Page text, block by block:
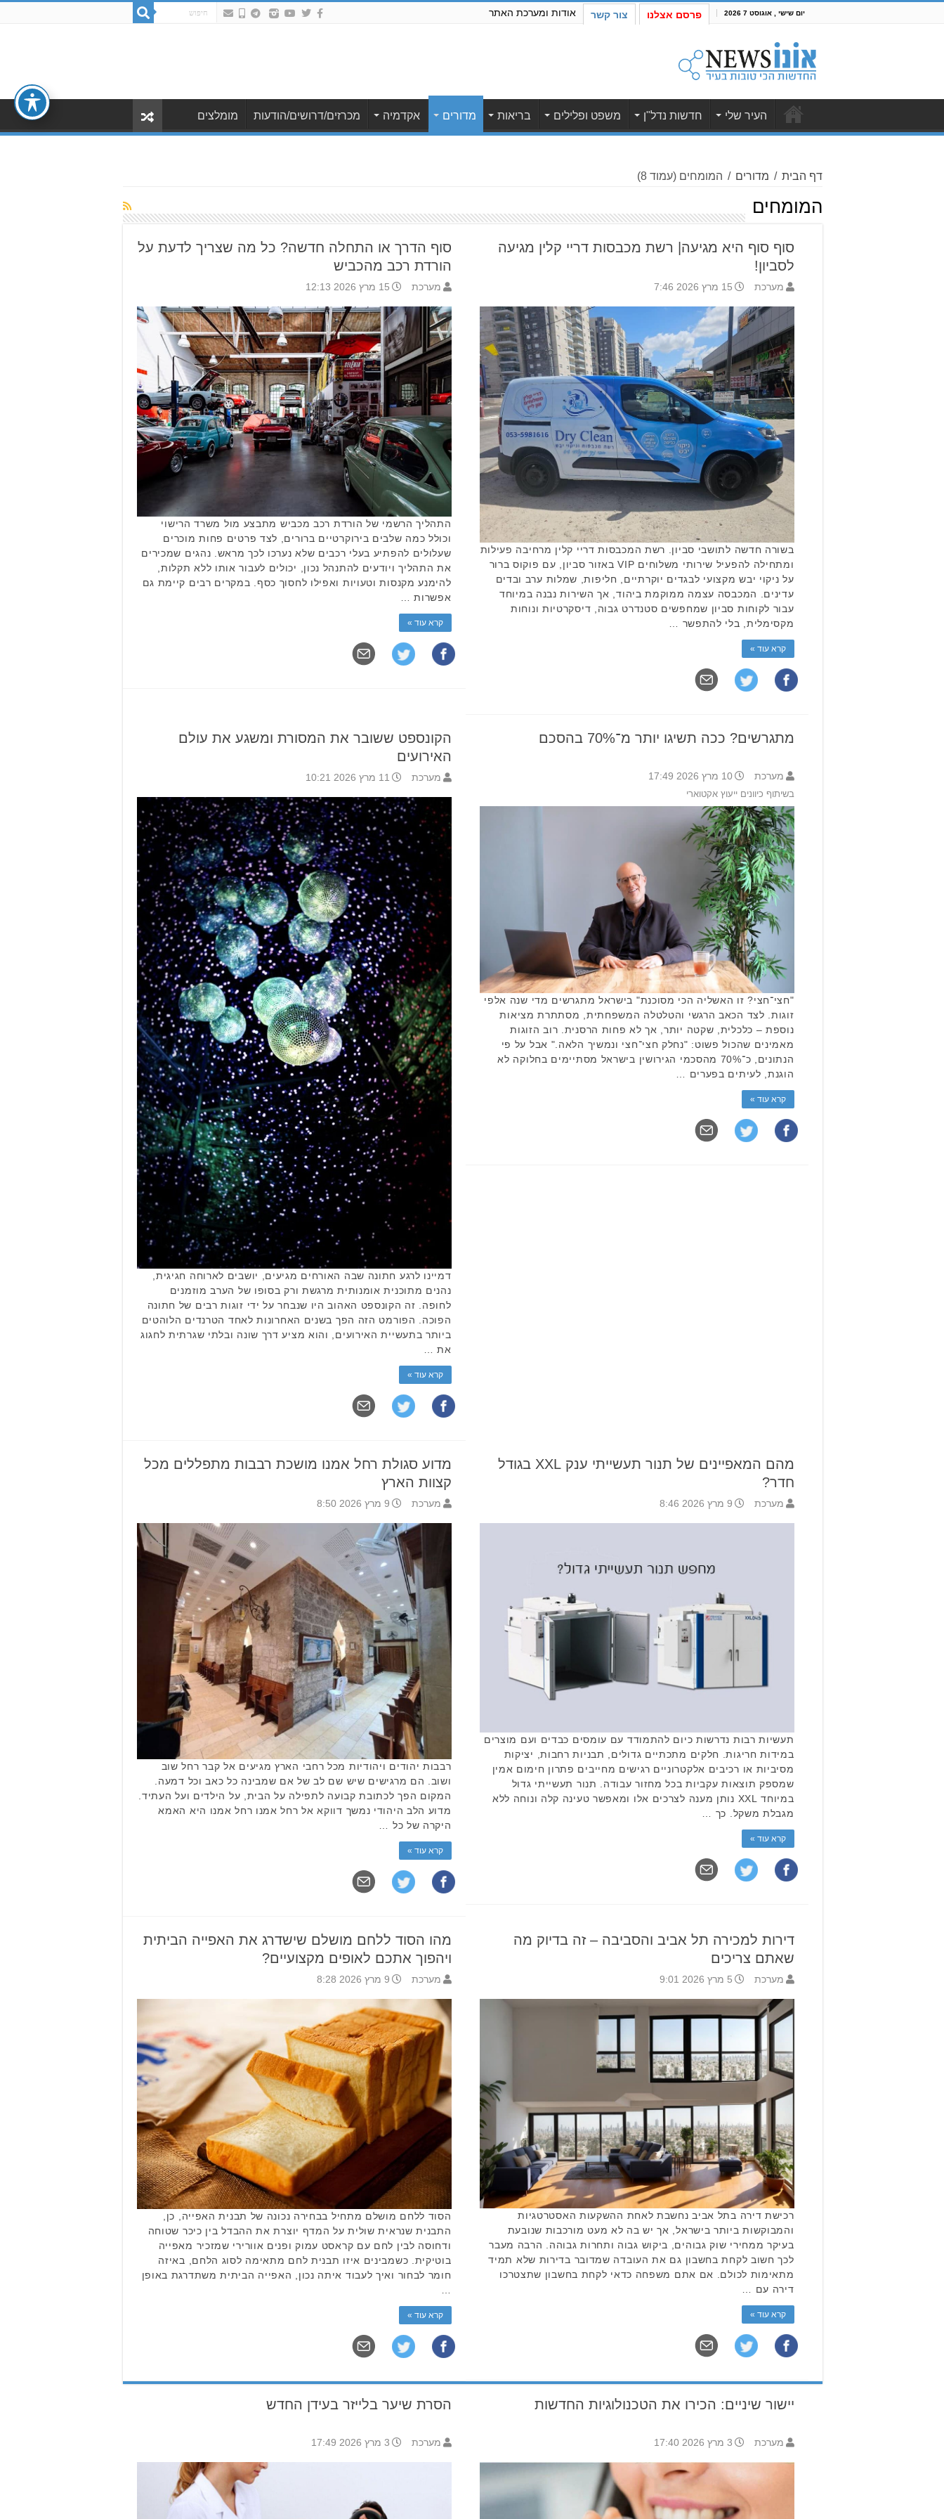
יום שישי , אוגוסט 7 2026 פרסם אצלנו צור קשר אודות ומערכת האתר
העיר שלי חדשות נדל"ן משפט ופלילים בריאות מדורים אקדמיה מכרזים/דרושים/הודעות מומלצים
דף הבית / מדורים / המומחים (עמוד 8)
המומחים
סוף הדרך או התחלה חדשה? כל מה שצריך לדעת על
הורדת רכב מהכביש
מערכת 15 מרץ 2026 12:13
התהליך הרשמי של הורדת רכב מכביש מתבצע מול משרד הרישוי
וכולל כמה שלבים בירוקרטיים ברורים, לצד פרטים פחות מוכרים
שעלולים להפתיע בעלי רכבים שלא נערכו לכך מראש. נהגים שמכירים
את התהליך ויודעים להתנהל נכון, יכולים לעבור אותו ללא תקלות,
להימנע מקנסות וטעויות ואפילו לחסוך כסף. במקרים רבים קיימת גם
אפשרות …
קרא עוד »
סוף סוף היא מגיעה| רשת מכבסות דריי קלין מגיעה
לסביון!
מערכת 15 מרץ 2026 7:46
בשורה חדשה לתושבי סביון. רשת המכבסות דריי קלין מרחיבה פעילות
ומתחילה להפעיל שירותי משלוחים VIP באזור סביון, עם פוקוס ברור
על ניקוי יבש מקצועי לבגדים יוקרתיים, חליפות, שמלות ערב ובדים
עדינים. המכבסה עצמה ממוקמת ביהוד, אך השירות נבנה במיוחד
עבור לקוחות סביון שמחפשים סטנדרט גבוה, דיסקרטיות ונוחות
מקסימלית, בלי להתפשר …
קרא עוד »
הקונספט ששובר את המסורת ומשגע את עולם
האירועים
מערכת 11 מרץ 2026 10:21
דמיינו לרגע חתונה שבה האורחים מגיעים, יושבים לארוחה חגיגית,
נהנים מתוכנית אומנותית מרגשת ורק בסופו של הערב מוזמנים
לחופה. זה הקונספט האהוב היו שנבחר על ידי זוגות רבים של חתונה
הפוכה. הפורמט הזה הפך בשנים האחרונות לאחד הטרנדים הלוהטים
ביותר בתעשיית האירועים, והוא מציע דרך שונה ובלתי שגרתית לחגוג
את …
קרא עוד »
מתגרשים? ככה תשיגו יותר מ־70% בהסכם
מערכת
10 מרץ 2026 17:49
בשיתוף כיוונים ייעוץ אקטוארי
"חצי־חצי? זו האשליה הכי מסוכנת" בישראל מתגרשים מדי שנה אלפי
זוגות. לצד הכאב הרגשי והטלטלה המשפחתית, מסתתרת מציאות
נוספת – כלכלית, שקטה יותר, אך לא פחות הרסנית. רוב הזוגות
מאמינים שהכול פשוט: "נחלק חצי־חצי ונמשיך הלאה." אבל על פי
הנתונים, כ־70% מהסכמי הגירושין בישראל מסתיימים בחלוקה לא
הוגנת, לעיתים בפערים …
קרא עוד »
מדוע סגולת רחל אמנו מושכת רבבות מתפללים מכל
קצוות הארץ
מערכת 9 מרץ 2026 8:50
רבבות יהודים ויהודיות מכל רחבי הארץ מגיעים אל קבר רחל שוב
ושוב. הם מרגישים שיש שם לב של אם שמבינה כל כאב וכל דמעה.
המקום הפך לכתובת קבועה לתפילה על הבית, על הילדים ועל העתיד.​
מדוע הלב היהודי נמשך דווקא אל רחל אמנו רחל אמנו היא האמא
היקרה של כל …
קרא עוד »
מהם המאפיינים של תנור תעשייתי ענק XXL בגודל
חדר?
מערכת 9 מרץ 2026 8:46
תעשיות רבות נדרשות כיום להתמודד עם עומסים כבדים ועם מוצרים
במידות חריגות. חלקים מתכתיים גדולים, תבניות רחבות, יציקות
מסיביות או רכיבים אלקטרוניים רגישים מחייבים פתרון חימום אמין
שמספק תוצאות עקביות בכל מחזור עבודה. תנור תעשייתי גדול
במיוחד XXL נותן מענה לצרכים אלו ומאפשר טעינה קלה ונוחה ללא
מגבלת משקל. כך …
קרא עוד »
מהו הסוד ללחם מושלם שישדרג את האפייה הביתית
ויהפוך אתכם לאופים מקצועיים?
מערכת 9 מרץ 2026 8:28
הסוד ללחם מושלם מתחיל בבחירה נכונה של תבנית האפייה, כן,
התבנית שנראית שולית על המדף יוצרת את ההבדל בין כיכר שטוחה
ודחוסה לבין לחם עם קראסט עמוק ופנים אוורירי שמזכיר מאפייה
בוטיקית. כשמבינים איזו תבנית לחם מתאימה לסוג הלחם, באיזה
חומר לבחור ואיך לעבוד איתה נכון, האפייה הביתית משתדרגת באופן
קרא עוד »
דירות למכירה תל אביב והסביבה – זה בדיוק מה
שאתם צריכים
מערכת 5 מרץ 2026 9:01
רכישת דירה בתל אביב נחשבת לאחת ההשקעות האסטרטגיות
והמבוקשות ביותר בישראל, אך יש בה לא מעט מורכבות שנובעת
בעיקר ממחירי שוק גבוהים, ביקוש גבוה ותחרות גבוהה. הרבה מעבר
לכך חשוב לקחת בחשבון גם את העובדה שמדובר בדירות שלא תמיד
מתאימות לכולם. אם אתם משפחה כדאי לקחת בחשבון שתצטרכו
דירה עם …
קרא עוד »
הסרת שיער בלייזר בעידן החדש
מערכת 3 מרץ 2026 17:49
יישור שיניים: הכירו את הטכנולוגיות החדשות
מערכת 3 מרץ 2026 17:40